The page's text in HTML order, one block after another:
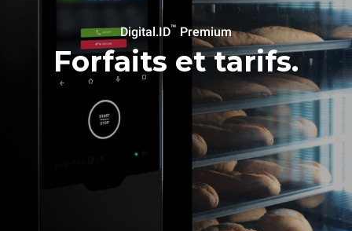
Digital.ID™ Premium
Forfaits et tarifs.